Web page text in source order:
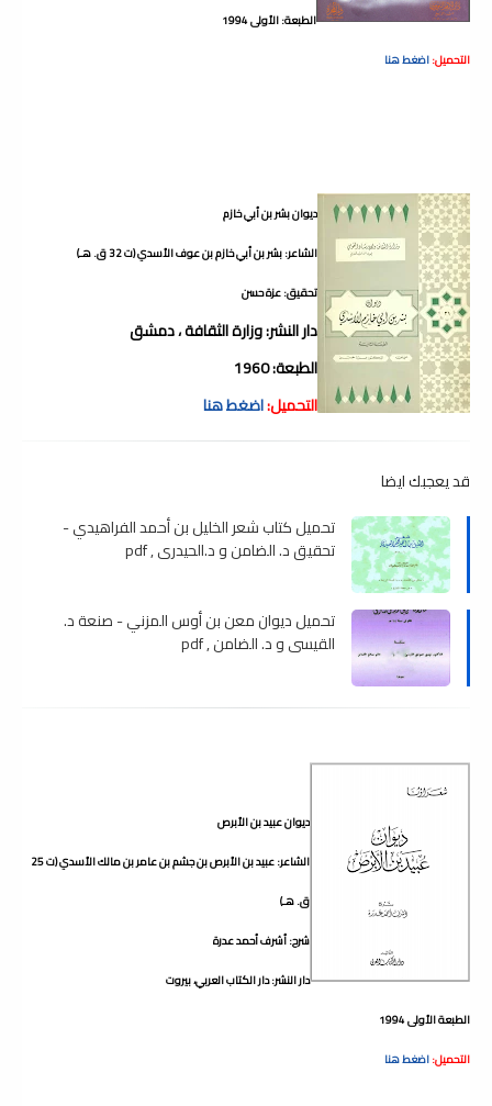
الطبعة: الأولى 1994
التحميل:اضغط هنا
ديوان بشر بن أبي خازم
الشاعر: بشر بن أبي خازم بن عوف الأسدي (ت 32 ق. هـ)
تحقيق: عزة حسن
دار النشر: وزارة الثقافة ، دمشق
الطبعة: 1960
التحميل:اضغط هنا
قد يعجبك ايضا
تحميل كتاب شعر الخليل بن أحمد الفراهيدي -
تحقيق د. الضامن و د.الحيدري , pdf
تحميل ديوان معن بن أوس المزني - صنعة د.
القيسي و د. الضامن , pdf
ديوان عبيد بن الأبرص
الشاعر: عبيد بن الأبرص بن جشم بن عامر بن مالك الأسدي (ت 25
ق. هـ)
شرح: أشرف أحمد عدرة
دار النشر: دار الكتاب العربي، بيروت
الطبعة الأولى 1994
التحميل:اضغط هنا